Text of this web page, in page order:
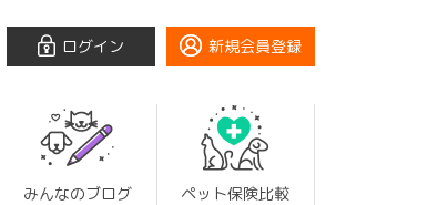
ログイン 新規会員登録
みんなのブログ ペット保険比較